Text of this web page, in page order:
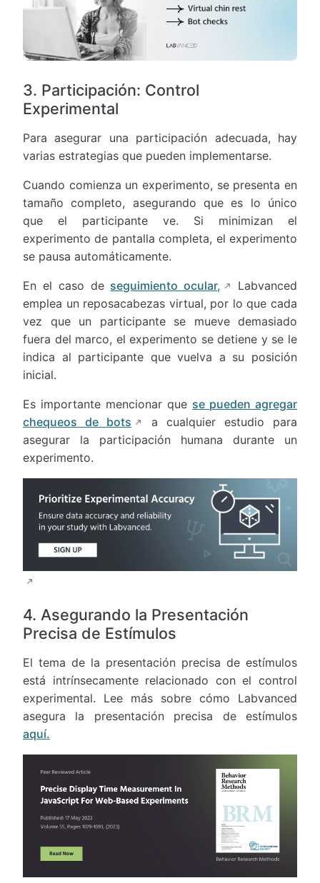
3. Participación: Control
Experimental
Para asegurar una participación adecuada, hay
varias estrategias que pueden implementarse.
Cuando comienza un experimento, se presenta en
tamaño completo, asegurando que es lo único
que el participante ve. Si minimizan el
experimento de pantalla completa, el experimento
se pausa automáticamente.
En el caso de seguimiento ocular,
Labvanced
emplea un reposacabezas virtual, por lo que cada
vez que un participante se mueve demasiado
fuera del marco, el experimento se detiene y se le
indica al participante que vuelva a su posición
inicial.
Es importante mencionar que se pueden agregar
chequeos de bots
a cualquier estudio para
asegurar la participación humana durante un
experimento.
4. Asegurando la Presentación
Precisa de Estímulos
El tema de la presentación precisa de estímulos
está intrínsecamente relacionado con el control
experimental. Lee más sobre cómo Labvanced
asegura la presentación precisa de estímulos
aquí.